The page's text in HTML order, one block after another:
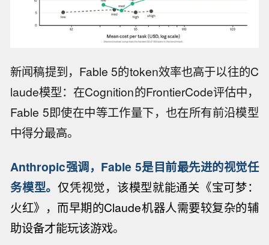
新闻稿提到，Fable 5的token效率也高于以往的C
laude模型：在Cognition的FrontierCode评估中，
Fable 5即使在中等工作量下，也在所有前沿模型
中得分最高。
Anthropic强调，Fable 5是目前最先进的视觉任
务模型。仅凭视觉，该模型就能通关《宝可梦：
火红》，而早期的Claude机器人需要较复杂的辅
助设备才能玩该游戏。